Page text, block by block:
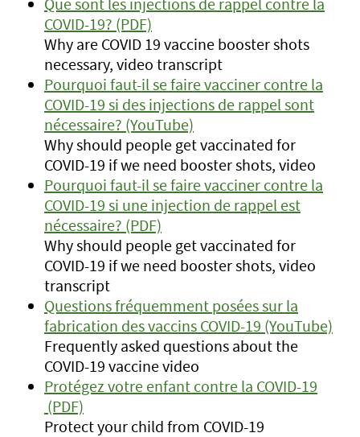
COVID-19? (PDF)
Why are COVID 19 vaccine booster shots
necessary, video transcript
Pourquoi faut-il se faire vacciner contre la
COVID-19 si des injections de rappel sont
nécessaire? (YouTube)
Why should people get vaccinated for
COVID-19 if we need booster shots, video
Pourquoi faut-il se faire vacciner contre la
COVID-19 si une injection de rappel est
nécessaire? (PDF)
Why should people get vaccinated for
COVID-19 if we need booster shots, video
transcript
Questions fréquemment posées sur la
fabrication des vaccins COVID-19 (YouTube)
Frequently asked questions about the
COVID-19 vaccine video
Protégez votre enfant contre la COVID-19
(PDF)
Protect your child from COVID-19